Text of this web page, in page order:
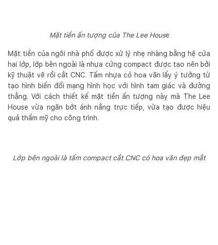
Mặt tiền ấn tượng của The Lee House
Mặt tiền của ngôi nhà phố được xử lý nhẹ nhàng bằng hệ cửa
hai lớp, lớp bên ngoài là nhựa cứng compact được tạo nên bởi
kỹ thuật vẽ rồi cắt CNC. Tấm nhựa có hoa văn lấy ý tưởng từ
tạo hình biến đổi mạng hình học với hình tam giác và đường
thẳng. Với cách thiết kế mặt tiền ấn tượng này mà The Lee
House vừa ngăn bớt ánh nắng trực tiếp, vừa tạo được hiệu
quả thẩm mỹ cho công trình.
Lớp bên ngoài là tấm compact cắt CNC có hoa văn đẹp mắt